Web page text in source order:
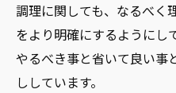
調理に関しても、なるべく
をより明確にするようにし
やるべき事と省いて良い事
ししています。